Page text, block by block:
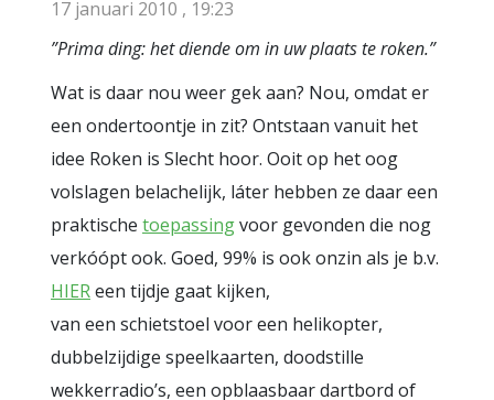
17 januari 2010 , 19:23
”Prima ding: het diende om in uw plaats te roken.”
Wat is daar nou weer gek aan? Nou, omdat er
een ondertoontje in zit? Ontstaan vanuit het
idee Roken is Slecht hoor. Ooit op het oog
volslagen belachelijk, láter hebben ze daar een
praktische toepassingvoor gevonden die nog
verkóópt ook. Goed, 99% is ook onzin als je b.v.
HIEReen tijdje gaat kijken,
van een schietstoel voor een helikopter,
dubbelzijdige speelkaarten, doodstille
wekkerradio’s, een opblaasbaar dartbord of